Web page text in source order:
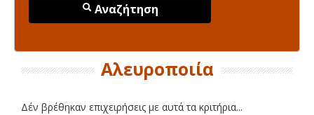
Αναζήτηση
Αλευροποιία
Δέν βρέθηκαν επιχειρήσεις με αυτά τα κριτήρια...